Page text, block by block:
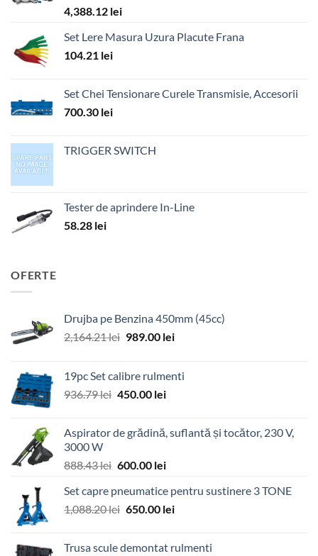
4,388.12 lei
Set Lere Masura Uzura Placute Frana
104.21 lei
Set Chei Tensionare Curele Transmisie, Accesorii
700.30 lei
TRIGGER SWITCH
Tester de aprindere In-Line
58.28 lei
OFERTE
Drujba pe Benzina 450mm (45cc)
2,164.21lei Prețul
fost:
2,164.21 lei.
989.00 leiPrețul
989.00 lei.
19pc Set calibre rulmenti
936.79lei Prețul
fost:
450.00 leiPrețul
450.00 lei.
Aspirator de grădină, suflantă și tocător, 230 V,
3000 W
888.43lei Prețul
a
fost:
600.00 leiPrețul
este:
600.00 lei.
Set capre pneumatice pentru sustinere 3 TONE
1,088.20lei Prețul
fost:
650.00 leiPrețul
650.00 lei.
Trusa scule demontat rulmenti